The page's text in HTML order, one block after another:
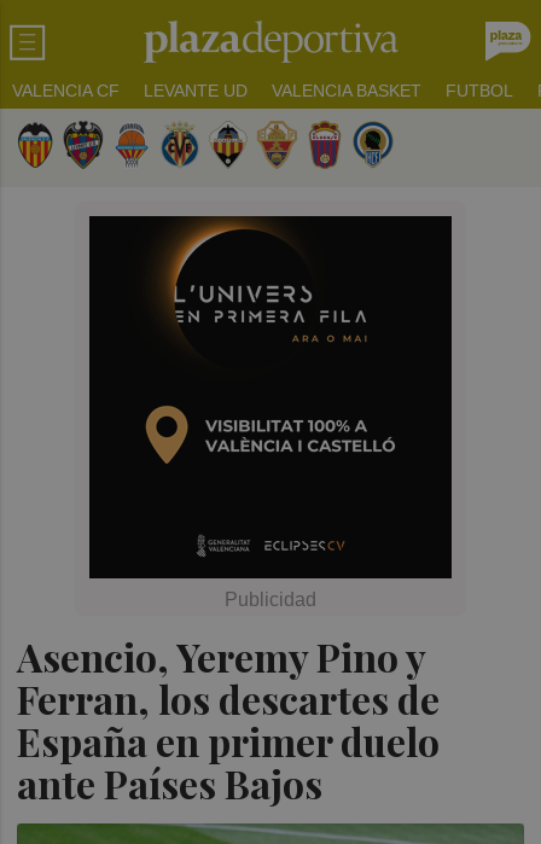
VALENCIA CF LEVANTE UD VALENCIA BASKET FUTBOL
Asencio, Yeremy Pino y
Ferran, los descartes de
España en primer duelo
ante Países Bajos